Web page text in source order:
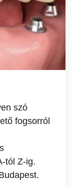
szó
fogsorról
tól Z-ig.